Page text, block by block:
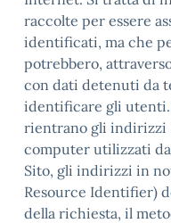
raccolte per essere
identificati, ma che
potrebbero,
con dati detenuti da
identificare gli utenti.
rientrano gli indirizzi
computer utilizzati
Sito, gli indirizzi in
Resource Identifier)
della richiesta, il